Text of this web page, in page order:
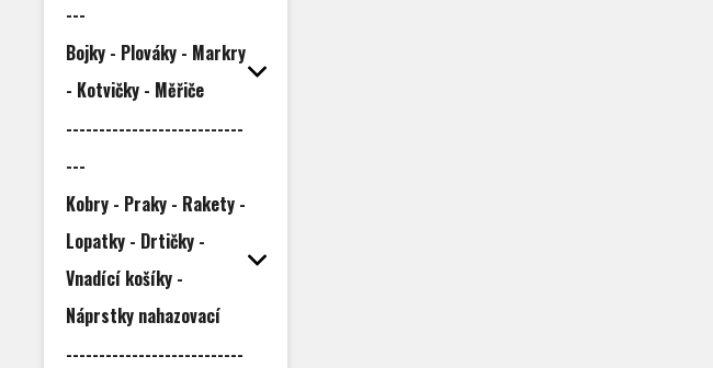
---
Bojky - Plováky - Markry
- Kotvičky - Měřiče
---------------------------
---
Kobry - Praky - Rakety -
Lopatky - Drtičky -
Vnadící košíky -
Náprstky nahazovací
---------------------------